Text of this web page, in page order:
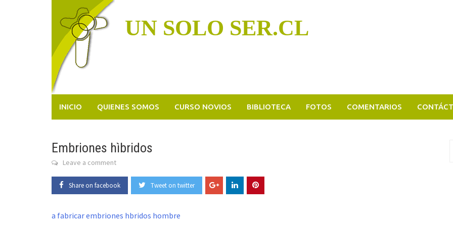
UN SOLO SER.CL
INICIO QUIENES SOMOS CURSO NOVIOS BIBLIOTECA FOTOS COMENTARIOS
Embriones hìbridos
Leave a comment
Share on facebook Tweet on twitter
a fabricar embriones hbridos hombre